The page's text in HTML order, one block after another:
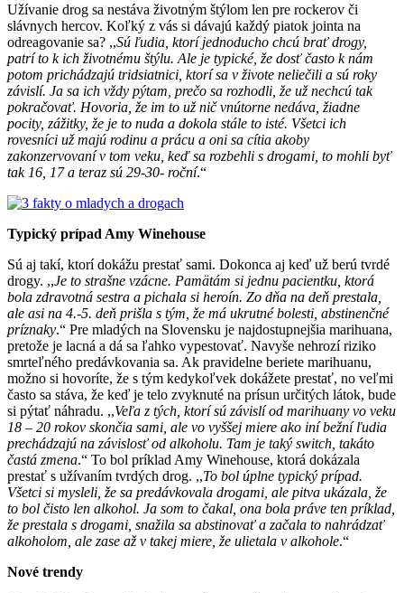
Užívanie drog sa nestáva životným štýlom len pre rockerov či
slávnych hercov. Koľký z vás si dávajú každý piatok jointa na
odreagovanie sa? ,,Sú ľudia, ktorí jednoducho chcú brať drogy,
patrí to k ich životnému štýlu. Ale je typické, že dosť často k nám
potom prichádzajú tridsiatnici, ktorí sa v živote neliečili a sú roky
závislí. Ja sa ich vždy pýtam, prečo sa rozhodli, že už nechcú tak
pokračovať. Hovoria, že im to už nič vnútorne nedáva, žiadne
pocity, zážitky, že je to nuda a dokola stále to isté. Všetci ich
rovesníci už majú rodinu a prácu a oni sa cítia akoby
zakonzervovaní v tom veku, keď sa rozbehli s drogami, to mohli byť
tak 16, 17 a teraz sú 29-30- roční.“
Typický prípad Amy Winehouse
Sú aj takí, ktorí dokážu prestať sami. Dokonca aj keď už berú tvrdé
drogy. ,,Je to strašne vzácne. Pamätám si jednu pacientku, ktorá
bola zdravotná sestra a pichala si heroín. Zo dňa na deň prestala,
ale asi na 4.-5. deň prišla s tým, že má ukrutné bolesti, abstinenčné
príznaky.“ Pre mladých na Slovensku je najdostupnejšia marihuana,
pretože je lacná a dá sa ľahko vypestovať. Navyše nehrozí riziko
smrteľného predávkovania sa. Ak pravidelne beriete marihuanu,
možno si hovoríte, že s tým kedykoľvek dokážete prestať, no veľmi
často sa stáva, že keď je telo zvyknuté na prísun určitých látok, bude
si pýtať náhradu. ,,Veľa z tých, ktorí sú závislí od marihuany vo veku
18 – 20 rokov skončia sami, ale vo vyššej miere ako iní bežní ľudia
prechádzajú na závislosť od alkoholu. Tam je taký switch, takáto
častá zmena.“ To bol príklad Amy Winehouse, ktorá dokázala
prestať s užívaním tvrdých drog. ,,To bol úplne typický prípad.
Všetci si mysleli, že sa predávkovala drogami, ale pitva ukázala, že
to bol čisto len alkohol. Ja som to čakal, ona bola práve ten príklad,
že prestala s drogami, snažila sa abstinovať a začala to nahrádzať
alkoholom, ale zase až v takej miere, že ulietala v alkohole.“
Nové trendy